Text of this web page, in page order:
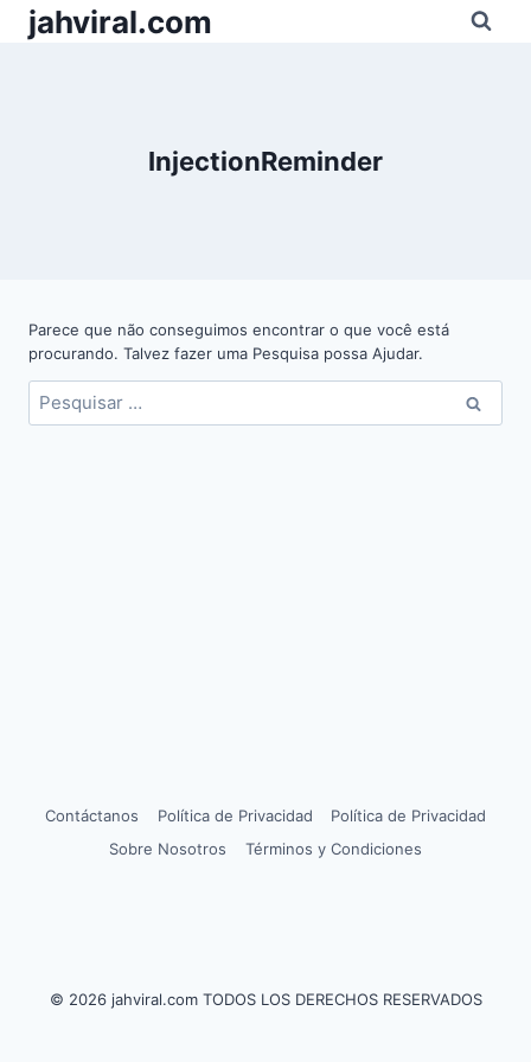
Pular
parajahviral.com
InjectionReminder
Parece que não conseguimos encontrar o que você está
procurando. Talvez fazer uma Pesquisa possa Ajudar.
por:
Contáctanos Política de Privacidad
Política de Privacidad
Sobre Nosotros
Términos y Condiciones
© 2026 jahviral.com TODOS LOS DERECHOS RESERVADOS